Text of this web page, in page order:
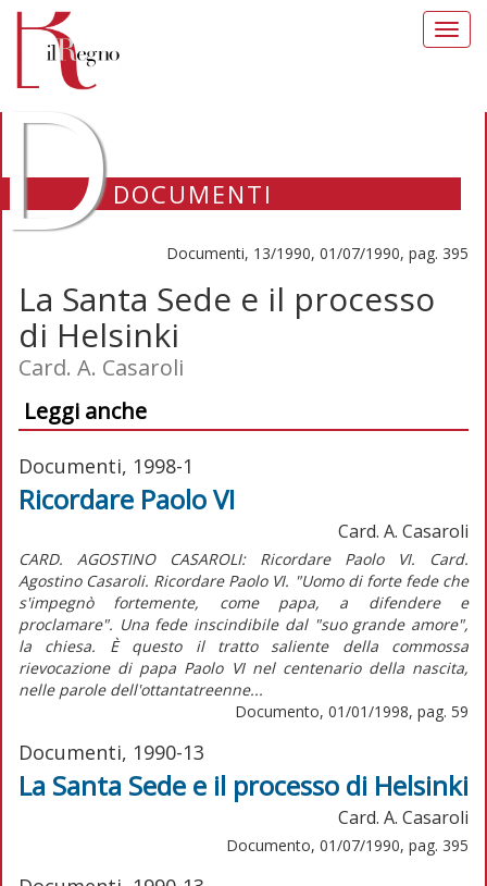
DOCUMENTI
Documenti, 13/1990, 01/07/1990, pag. 395
La Santa Sede e il processo
di Helsinki
Card. A. Casaroli
Leggi anche
Documenti, 1998-1
Ricordare Paolo VI
Card. A. Casaroli
CARD. AGOSTINO CASAROLI: Ricordare Paolo VI. Card.
Agostino Casaroli. Ricordare Paolo VI. "Uomo di forte fede che
s'impegnò fortemente, come papa, a difendere e
proclamare". Una fede inscindibile dal "suo grande amore",
la chiesa. È questo il tratto saliente della commossa
rievocazione di papa Paolo VI nel centenario della nascita,
nelle parole dell'ottantatreenne...
Documento, 01/01/1998, pag. 59
Documenti, 1990-13
La Santa Sede e il processo di Helsinki
Card. A. Casaroli
Documento, 01/07/1990, pag. 395